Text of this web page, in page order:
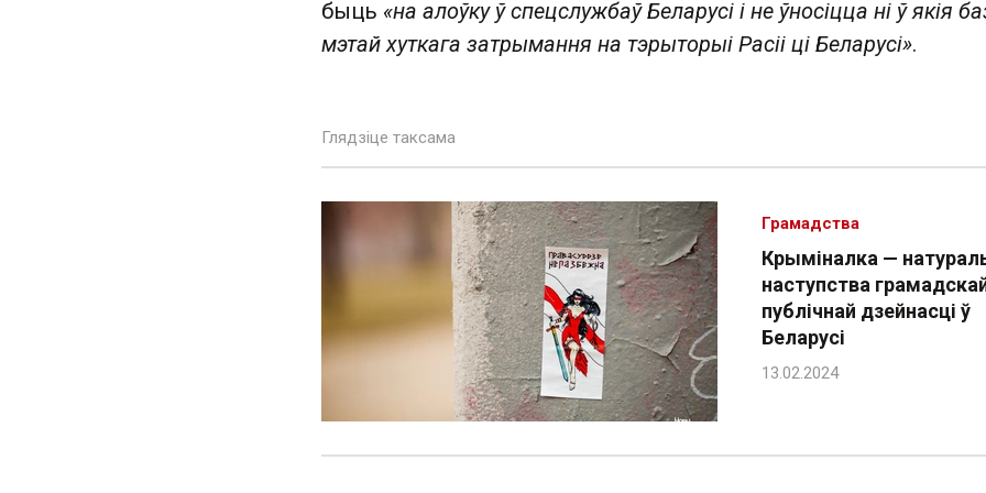
быць «на алоўку ў спецслужбаў Беларусі і не ўносіцца ні ў якія
мэтай хуткага затрымання на тэрыторыі Расіі ці Беларусі».
Глядзіце таксама
Крыміналка —
наступства
публічнай дзейнасці ў
Беларусі
Грамадства